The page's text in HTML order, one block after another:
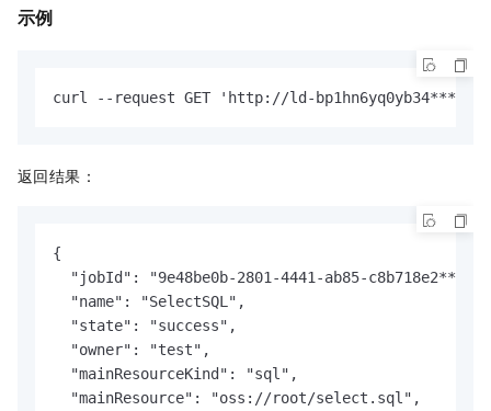
示例
curl --request GET 'http://ld-bp1hn6yq0yb34****-
返回结果：
{
  "jobId": "9e48be0b-2801-4441-ab85-c8b718e2****",
  "name": "SelectSQL",
  "state": "success",
  "owner": "test",
  "mainResourceKind": "sql",
  "mainResource": "oss://root/select.sql",